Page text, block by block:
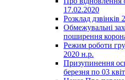
17.02.2020
Розклад дзвінків
Обмежувальні
поширення
Режим роботи
2020 н.р.
Призупинення
березня по 03